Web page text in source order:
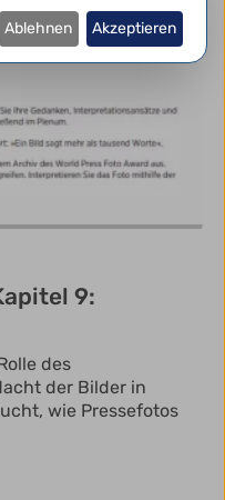
9:
des
der Bilder in
wie Pressefotos
Ablehnen Akzeptieren